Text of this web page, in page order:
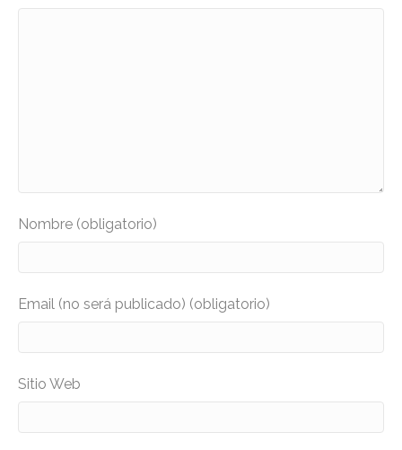
Nombre (obligatorio)
Email (no será publicado) (obligatorio)
Sitio Web